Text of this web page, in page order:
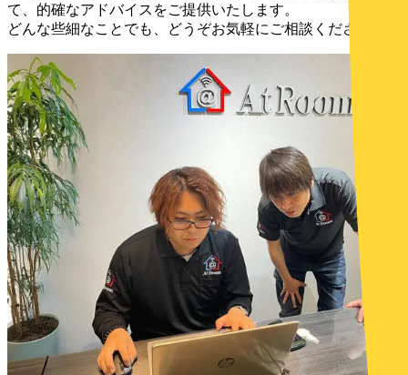
て、的確なアドバイスをご提供いたします。
どんな些細なことでも、どうぞお気軽にご相談ください。